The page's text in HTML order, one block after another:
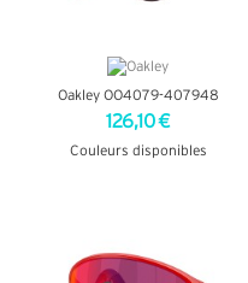
Oakley OO4079-407948
126,10 €
Couleurs disponibles